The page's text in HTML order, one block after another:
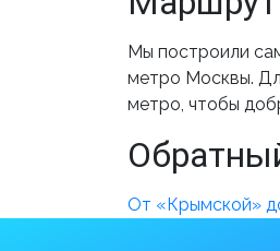
Мы построили
метро Москвы.
метро, чтобы
От «Крымской»